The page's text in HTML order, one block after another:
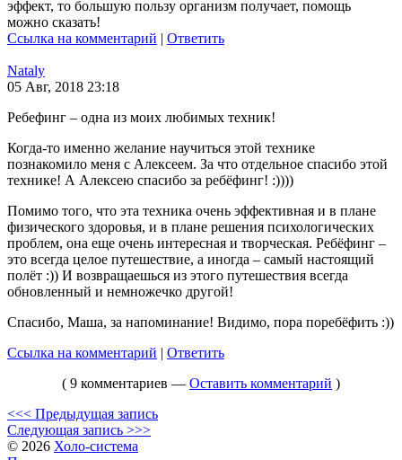
эффект, то большую пользу организм получает, помощь
можно сказать!
Ссылка на комментарий | Ответить
Nataly
05 Авг, 2018 23:18
Ребефинг – одна из моих любимых техник!
Когда-то именно желание научиться этой технике
познакомило меня с Алексеем. За что отдельное спасибо этой
технике! А Алексею спасибо за ребёфинг! :))))
Помимо того, что эта техника очень эффективная и в плане
физического здоровья, и в плане решения психологических
проблем, она еще очень интересная и творческая. Ребёфинг –
это всегда целое путешествие, а иногда – самый настоящий
полёт :)) И возвращаешься из этого путешествия всегда
обновленный и немножечко другой!
Спасибо, Маша, за напоминание! Видимо, пора поребёфить :))
Ссылка на комментарий | Ответить
( 9 комментариев — Оставить комментарий )
<<< Предыдущая запись
Следующая запись >>>
© 2026 Холо-система